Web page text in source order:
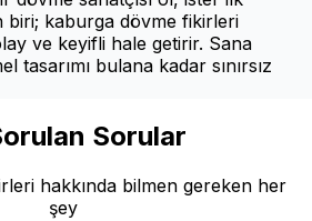
biri; kaburga dövme fikirleri
ve keyifli hale getirir. Sana
tasarımı bulana kadar sınırsız
Sorular
hakkında bilmen gereken her
şey